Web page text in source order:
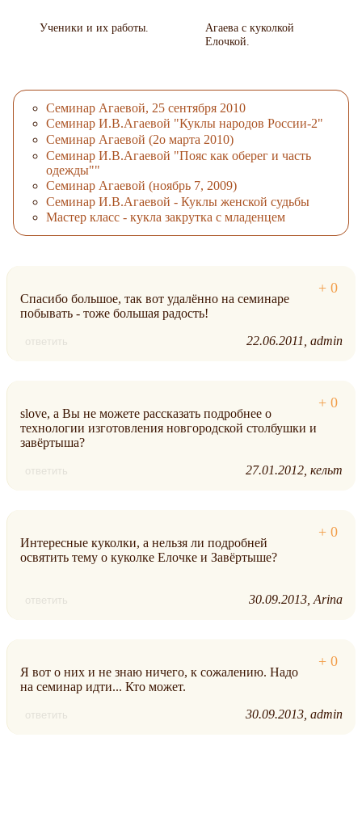
Ученики и их работы.
Агаева с куколкой
Елочкой.
Семинар Агаевой, 25 сентября 2010
Семинар И.В.Агаевой "Куклы народов России-2"
Семинар Агаевой (2о марта 2010)
Семинар И.В.Агаевой "Пояс как оберег и часть
одежды""
Семинар Агаевой (ноябрь 7, 2009)
Семинар И.В.Агаевой - Куклы женской судьбы
Мастер класс - кукла закрутка с младенцем
Спасибо большое, так вот удалённо на семинаре
побывать - тоже большая радость!
ответить 22.06.2011 admin
slove, а Вы не можете рассказать подробнее о
технологии изготовления новгородской столбушки и
завёртыша?
ответить 27.01.2012 кельт
Интересные куколки, а нельзя ли подробней
освятить тему о куколке Елочке и Завёртыше?
ответить 30.09.2013 Arina
Я вот о них и не знаю ничего, к сожалению. Надо
на семинар идти... Кто может.
ответить 30.09.2013 admin